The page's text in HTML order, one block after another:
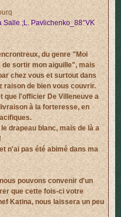
Salle ;L. Pavlichenko_88°VK
du genre "Moi
sortir mon aiguille", mais
chez vous et surtout dans
raison de bien vous couvrir.
que l'officier De Villeneuve a
à la forteresse, en
drapeau blanc, mais de là a
n'ai pas été abimé dans ma
pouvons convenir d'un
que cette fois-ci votre
Katina, nous laissera un peu